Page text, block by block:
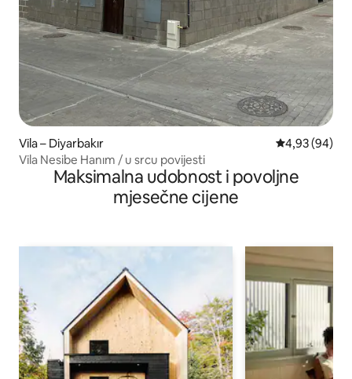
Vila – Diyarbakır Prosječna
4,93 (94)
Vila Nesibe Hanım / u srcu povijesti
Maksimalna udobnost i povoljne
mjesečne cijene